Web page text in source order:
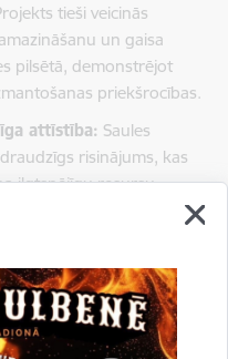
tieši veicinās
un gaisa
pilsētā, demonstrējot
priekšrocības.
attīstība: Saules
risinājums, kas
ilgtspējīgu resursu
kas ļaus integrēt
un nodrošināt bezmaksas